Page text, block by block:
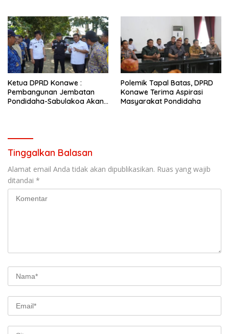
Ketua DPRD Konawe :
Pembangunan Jembatan
Pondidaha-Sabulakoa Akan
Polemik Tapal Batas, DPRD
Konawe Terima Aspirasi
Masyarakat Pondidaha
Tinggalkan Balasan
Alamat email Anda tidak akan dipublikasikan. Ruas yang wajib
ditandai *